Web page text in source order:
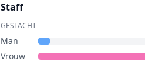
Staff
GESLACHT
Man
Vrouw